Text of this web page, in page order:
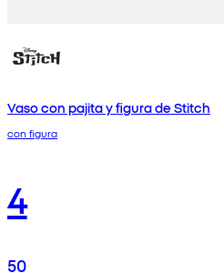
Vaso con pajita y figura de Stitch
con figura
4
50